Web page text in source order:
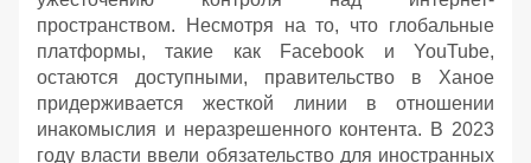
пространством. Несмотря на то, что глобальные
платформы, такие как Facebook и YouTube,
остаются доступными, правительство в Ханое
придерживается жесткой линии в отношении
инакомыслия и неразрешенного контента. В 2023
году власти ввели обязательство для иностранных